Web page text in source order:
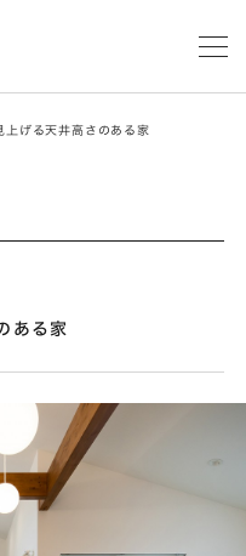
メ
げる天井高さのある家
ある家